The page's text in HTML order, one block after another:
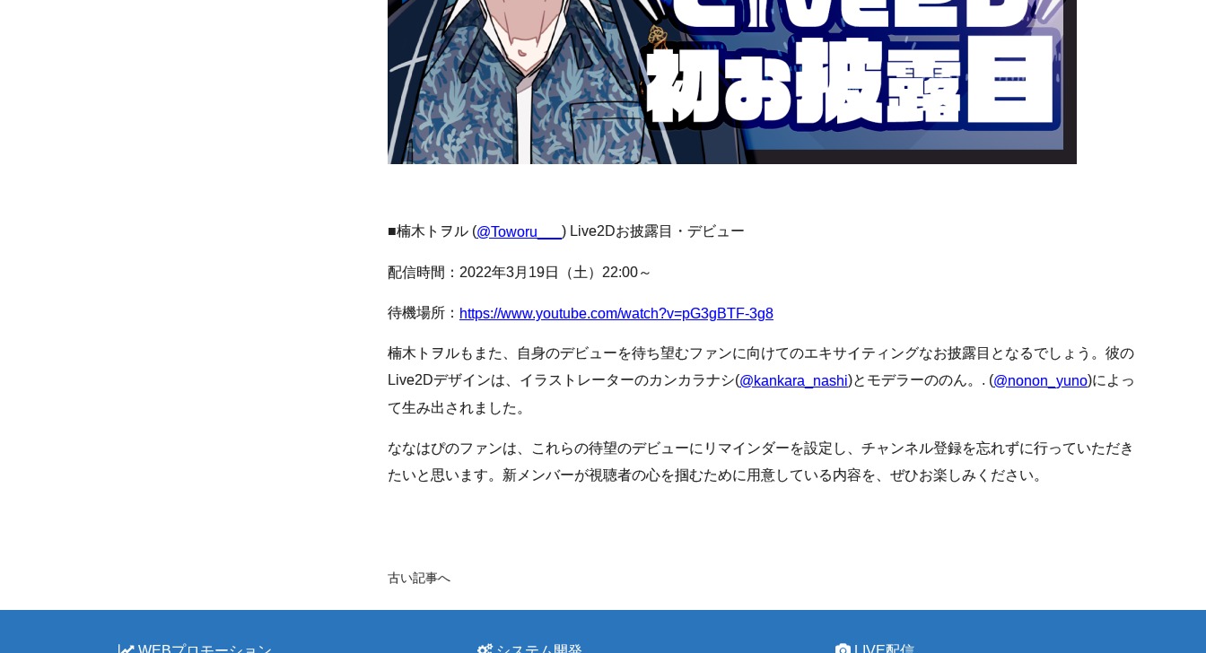
■楠木トヲル (@Toworu___ ) Live2Dお披露目・デビュー
配信時間：2022年3月19日（土）22:00～
待機場所： https://www.youtube.com/watch?v=pG3gBTF-3g8
楠木トヲルもまた、自身のデビューを待ち望むファンに向けてのエキサイティングなお披露目となるでしょう。彼の
Live2Dデザインは、イラストレーターのカンカラナシ(@kankara_nashi)とモデラーののん。. (@nonon_yuno)によっ
て生み出されました。
ななはぴのファンは、これらの待望のデビューにリマインダーを設定し、チャンネル登録を忘れずに行っていただき
たいと思います。新メンバーが視聴者の心を掴むために用意している内容を、ぜひお楽しみください。
古い記事へ